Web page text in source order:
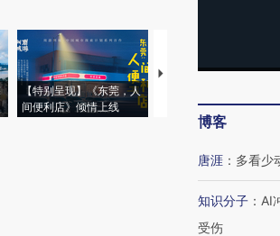
【特别呈现】《东莞，人
间便利店》倾情上线
【推广】走进第四届链博
博客
唐涯 ： 多看少
知识分子 ： AI
受伤